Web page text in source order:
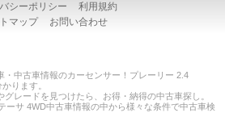
シーポリシー
利用規約
マップ
お問い合わせ
・中古車情報のカーセンサー！プレーリー 2.4
ります。
レードを見つけたら、お得・納得の中古車探し。
ーサ 4WD中古車情報の中から様々な条件で中古車検